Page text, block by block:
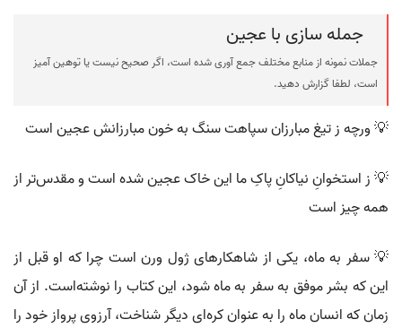
جمله سازی با عجین
جملات نمونه از منابع مختلف جمع آوری شده است، اگر صحیح نیست یا توهین آمیز
است، لطفا گزارش دهید.
💡 ورچه ز تیغ مبارزان سپاهت سنگ به خون مبارزانش عجین است
💡 ز استخوانِ نیاکانِ پاکِ ما این خاک عجین شده است و مقدس‌تر از
همه چیز است
💡 سفر به ماه، یکی از شاهکارهای ژول ورن است چرا که او قبل از
این که بشر موفق به سفر به ماه شود، این کتاب را نوشته‌است. از آن
زمان که انسان ماه را به عنوان کره‌ای دیگر شناخت، آرزوی پرواز خود را